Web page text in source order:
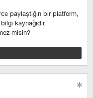
paylaştığın bir platform,
kaynağıdır.
misin?